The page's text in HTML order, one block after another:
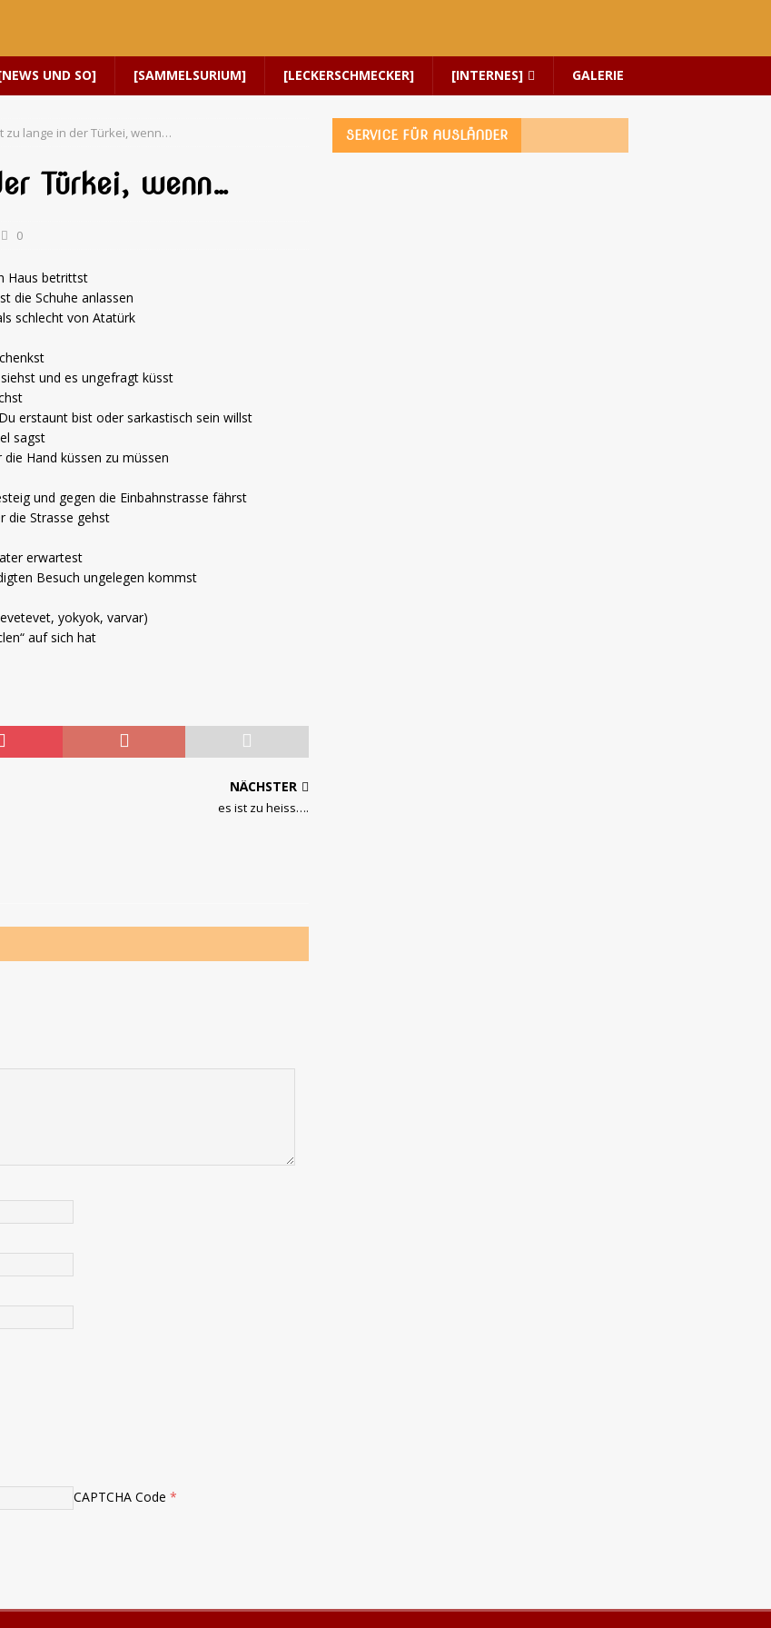
UND SO] [SAMMELSURIUM] [LECKERSCHMECKER] [INTERNES] GALERIE
zu lange in der Türkei, wenn…
Türkei, wenn…
0
Haus betrittst
die Schuhe anlassen
schlecht von Atatürk
und es ungefragt küsst
erstaunt bist oder sarkastisch sein willst
sagst
Hand küssen zu müssen
und gegen die Einbahnstrasse fährst
die Strasse gehst
erwartest
Besuch ungelegen kommst
yokyok, varvar)
auf sich hat
NÄCHSTER
es ist zu heiss….
CAPTCHA Code *
SERVICE FÜR AUSLÄNDER